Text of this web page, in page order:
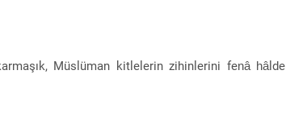
Müslüman kitlelerin zihinlerini fenâ hâlde